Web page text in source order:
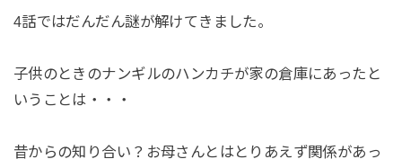
4話ではだんだん謎が解けてきました。
子供のときのナンギルのハンカチが家の倉庫にあったと
いうことは・・・
昔からの知り合い？お母さんとはとりあえず関係があっ